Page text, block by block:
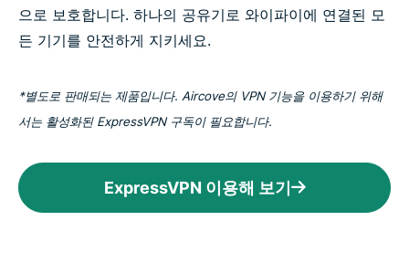
으로 보호합니다. 하나의 공유기로 와이파이에 연결된 모
든 기기를 안전하게 지키세요.
*별도로 판매되는 제품입니다. Aircove의 VPN 기능을 이용하기 위해
서는 활성화된 ExpressVPN 구독이 필요합니다.
ExpressVPN 이용해 보기